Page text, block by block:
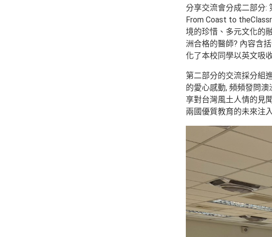
分享交流會分成二部分:
From Coast to
境的珍惜、多元文化的
洲合格的醫師? 內容含
化了本校同學以英文吸
第二部分的交流採分組
的愛心感動, 頻頻發問
享對台灣風土人情的見
兩國優質教育的未來注